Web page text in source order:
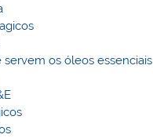
servem os óleos essenciais